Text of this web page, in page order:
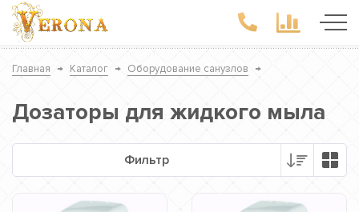
Главная → Каталог → Оборудование санузлов →
Дозаторы для жидкого мыла
Фильтр